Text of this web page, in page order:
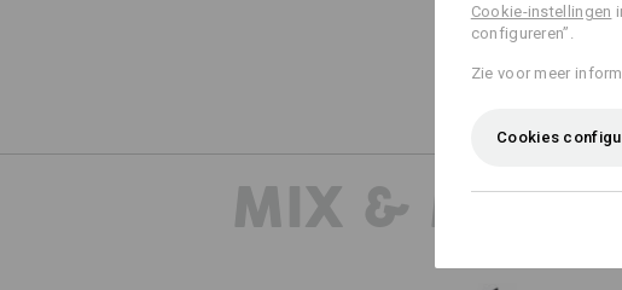
MIX &
Cookie-instellingen
configureren”.
Zie voor meer
Cookies